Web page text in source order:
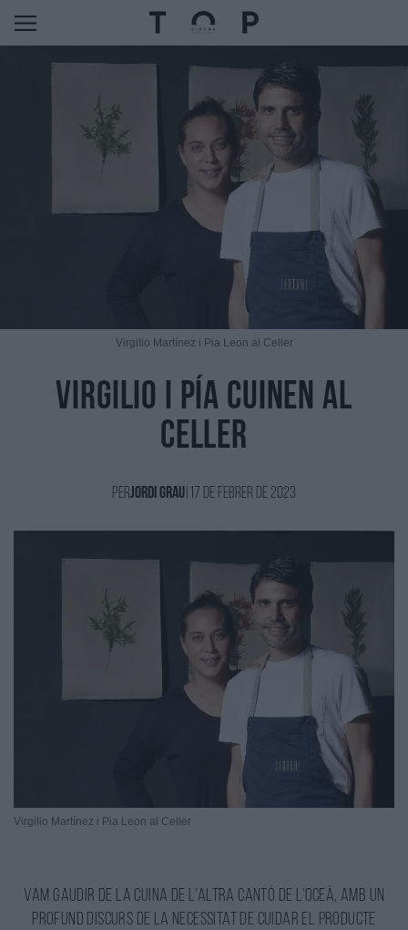
Virgilio Martínez i Pia Leon al Celler
Virgilio i Pía cuinen al
Celler
PerJordi Grau 17 de Febrer de 2023
Virgilio Martínez i Pia Leon al Celler
Vam gaudir de la cuina de l'altra cantó de l'oceà, amb un
profund discurs de la necessitat de cuidar el producte